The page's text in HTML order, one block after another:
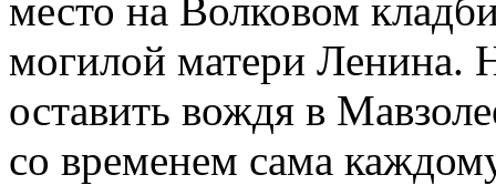
место на Волковом
могилой матери Ленина.
оставить вождя в
со временем сама